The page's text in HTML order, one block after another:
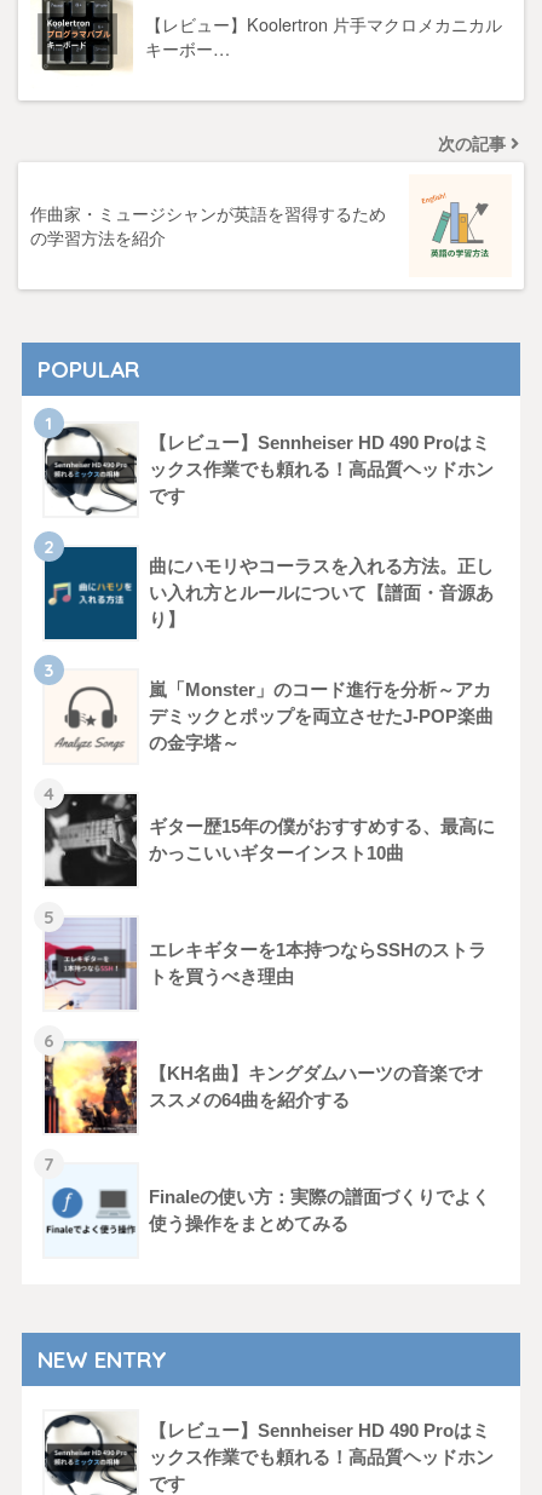
【レビュー】Koolertron 片手マクロメカニカル
キーボー…
次の記事
作曲家・ミュージシャンが英語を習得するため
の学習方法を紹介
POPULAR
【レビュー】Sennheiser HD 490 Proはミ
ックス作業でも頼れる！高品質ヘッドホン
です
曲にハモリやコーラスを入れる方法。正し
い入れ方とルールについて【譜面・音源あ
り】
嵐「Monster」のコード進行を分析～アカ
デミックとポップを両立させたJ-POP楽曲
の金字塔～
ギター歴15年の僕がおすすめする、最高に
かっこいいギターインスト10曲
エレキギターを1本持つならSSHのストラ
トを買うべき理由
【KH名曲】キングダムハーツの音楽でオ
ススメの64曲を紹介する
Finaleの使い方：実際の譜面づくりでよく
使う操作をまとめてみる
NEW ENTRY
【レビュー】Sennheiser HD 490 Proはミ
ックス作業でも頼れる！高品質ヘッドホン
です